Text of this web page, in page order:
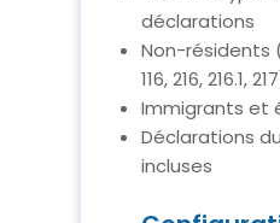
déclarations
Non-résidents
116, 216, 216.1,
Immigrants et
Déclarations
incluses